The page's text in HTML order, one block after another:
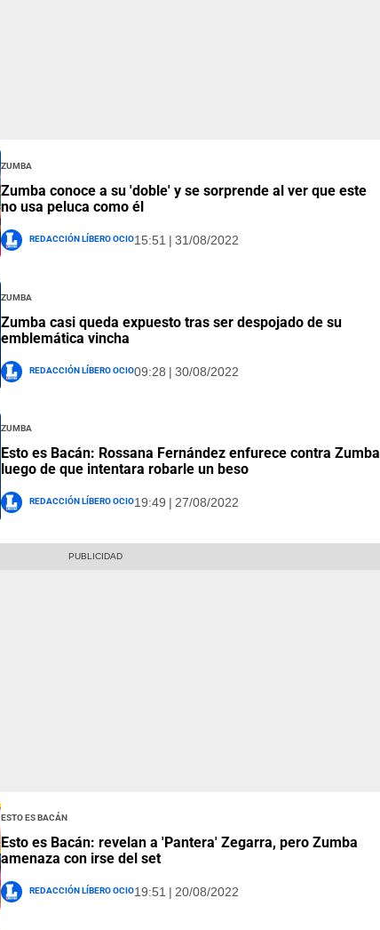
Zumba
Zumba conoce a su 'doble' y se sorprende al ver que este
no usa peluca como él
Redacción Líbero Ocio15:51 | 31/08/2022
Zumba
Zumba casi queda expuesto tras ser despojado de su
emblemática vincha
Redacción Líbero Ocio09:28 | 30/08/2022
Zumba
Esto es Bacán: Rossana Fernández enfurece contra Zumba
luego de que intentara robarle un beso
Redacción Líbero Ocio19:49 | 27/08/2022
Esto es Bacán
Esto es Bacán: revelan a 'Pantera' Zegarra, pero Zumba
amenaza con irse del set
Redacción Líbero Ocio19:51 | 20/08/2022